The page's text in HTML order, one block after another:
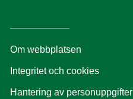
Om webbplatsen
Integritet och cookies
Hantering av personuppgifter